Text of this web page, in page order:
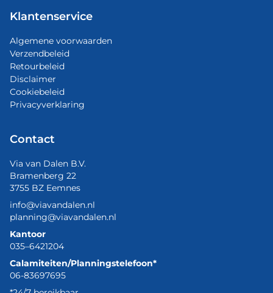
Klantenservice
Algemene voorwaarden
Verzendbeleid
Retourbeleid
Disclaimer
Cookiebeleid
Privacyverklaring
Contact
Via van Dalen B.V.
Bramenberg 22
3755 BZ Eemnes
info@viavandalen.nl
planning@viavandalen.nl
Kantoor
035–6421204
Calamiteiten/Planningstelefoon*
06-83697695